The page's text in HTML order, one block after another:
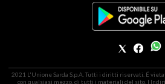
2021 L'Unione Sarda S.p.A. Tutti i diritti riservati. É
con qualsiasi mezzo, di tutti i materiali del sito. |